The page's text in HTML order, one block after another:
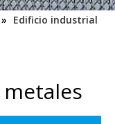
» Edificio industrial